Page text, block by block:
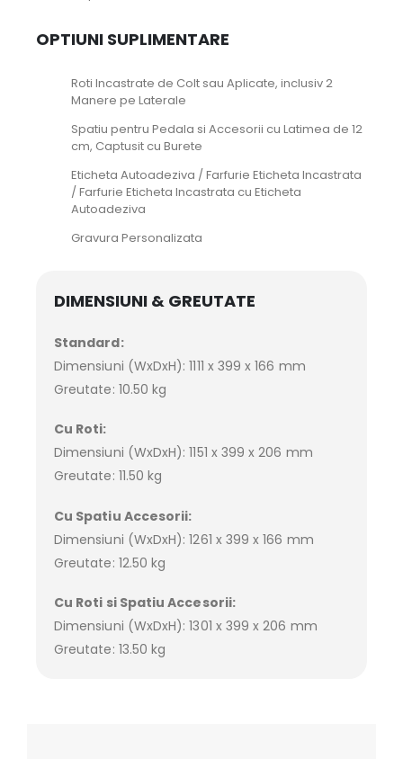
OPTIUNI SUPLIMENTARE
Roti Incastrate de Colt sau Aplicate, inclusiv 2
Manere pe Laterale
Spatiu pentru Pedala si Accesorii cu Latimea de 12
cm, Captusit cu Burete
Eticheta Autoadeziva / Farfurie Eticheta Incastrata
/ Farfurie Eticheta Incastrata cu Eticheta
Autoadeziva
Gravura Personalizata
DIMENSIUNI & GREUTATE
Standard:
Dimensiuni (WxDxH): 1111 x 399 x 166 mm
Greutate: 10.50 kg
Cu Roti:
Dimensiuni (WxDxH): 1151 x 399 x 206 mm
Greutate: 11.50 kg
Cu Spatiu Accesorii:
Dimensiuni (WxDxH): 1261 x 399 x 166 mm
Greutate: 12.50 kg
Cu Roti si Spatiu Accesorii:
Dimensiuni (WxDxH): 1301 x 399 x 206 mm
Greutate: 13.50 kg